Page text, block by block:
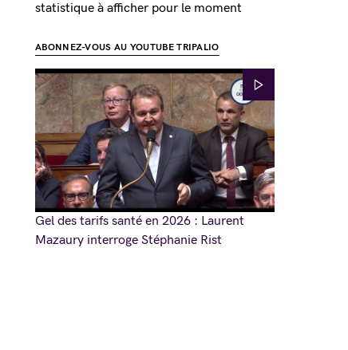
statistique à afficher pour le moment
ABONNEZ-VOUS AU YOUTUBE TRIPALIO
Gel des tarifs santé en 2026 : Laurent
Mazaury interroge Stéphanie Rist